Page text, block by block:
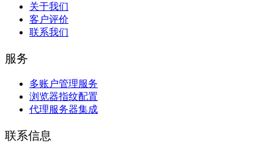
关于我们
客户评价
联系我们
服务
多账户管理服务
浏览器指纹配置
代理服务器集成
联系信息